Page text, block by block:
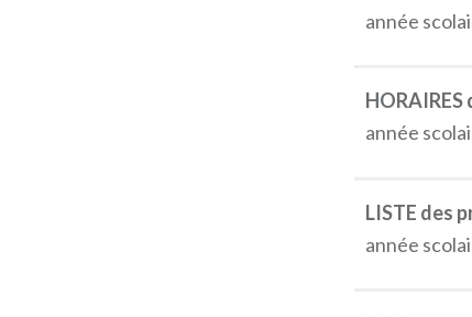
année
année
LISTE des
année